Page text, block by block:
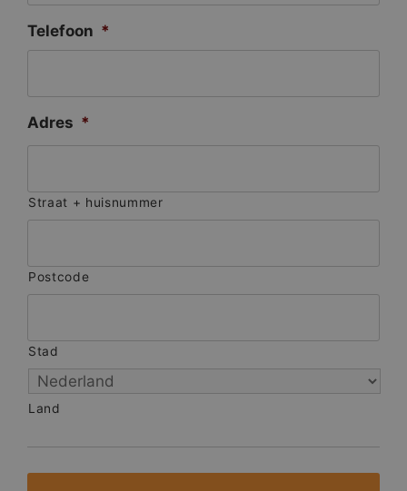
Telefoon *
Adres *
Straat + huisnummer
Postcode
Stad
Land